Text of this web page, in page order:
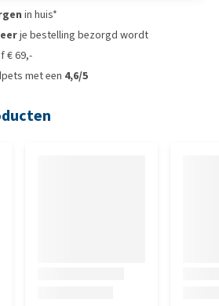
in huis*
je bestelling bezorgd wordt
€ 69,-
met een 4,6/5